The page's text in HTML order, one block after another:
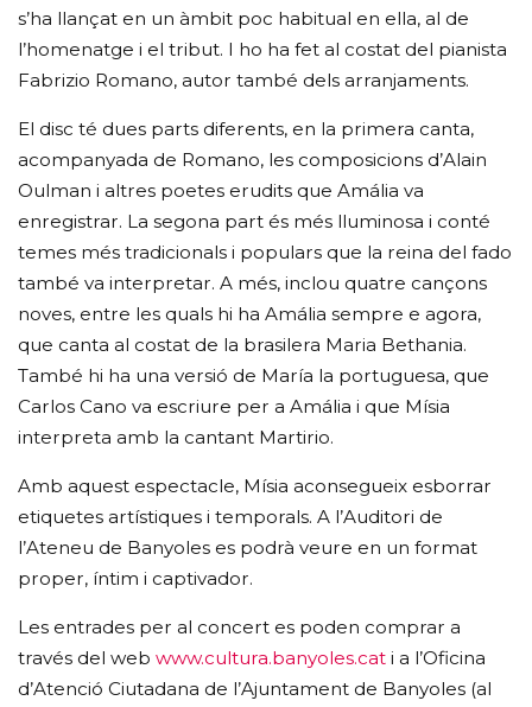
s’ha llançat en un àmbit poc habitual en ella, al de
l’homenatge i el tribut. I ho ha fet al costat del pianista
Fabrizio Romano, autor també dels arranjaments.
El disc té dues parts diferents, en la primera canta,
acompanyada de Romano, les composicions d’Alain
Oulman i altres poetes erudits que Amália va
enregistrar. La segona part és més lluminosa i conté
temes més tradicionals i populars que la reina del fado
també va interpretar. A més, inclou quatre cançons
noves, entre les quals hi ha Amália sempre e agora,
que canta al costat de la brasilera Maria Bethania.
També hi ha una versió de María la portuguesa, que
Carlos Cano va escriure per a Amália i que Mísia
interpreta amb la cantant Martirio.
Amb aquest espectacle, Mísia aconsegueix esborrar
etiquetes artístiques i temporals. A l’Auditori de
l’Ateneu de Banyoles es podrà veure en un format
proper, íntim i captivador.
Les entrades per al concert es poden comprar a
través del webwww.cultura.banyoles.cat i a l’Oficina
d’Atenció Ciutadana de l’Ajuntament de Banyoles (al